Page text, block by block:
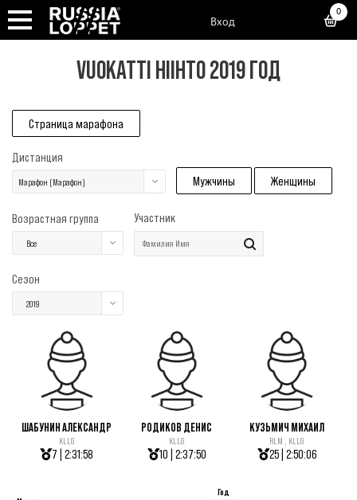
Вход
0
VUOKATTI HIIHTO 2019 ГОД
Страница марафона
Дистанция
Марафон (Марафон) Мужчины Женщины
Возрастная группа
Все
Участник
Сезон
2019
ШАБУНИН АЛЕКСАНДР
KLLG
7 | 2:31:58
РОДИКОВ ДЕНИС
KLLG
10 | 2:37:50
КУЗЬМИЧ МИХАИЛ
RLM , KLLG
25 | 2:50:06
Год